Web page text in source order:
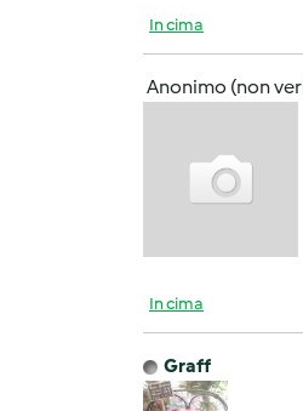
In cima
Anonimo (non
In cima
Graff